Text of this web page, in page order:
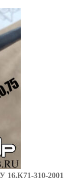
310-2001